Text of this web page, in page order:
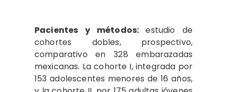
Pacientes y métodos:estudio de
cohortes dobles, prospectivo,
comparativo en 328 embarazadas
mexicanas. La cohorte I, integrada por
153 adolescentes menores de 16 años,